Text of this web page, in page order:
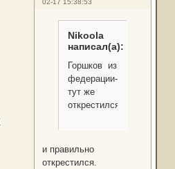
02-17 15:38:53
Nikoola
написал(а):
Горшков из
федерации-
тут же
открестился
и правильно
открестился.